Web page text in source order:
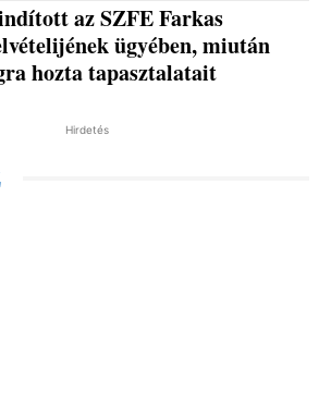
az SZFE Farkas
ügyében, miután
hozta tapasztalatait
Hirdetés